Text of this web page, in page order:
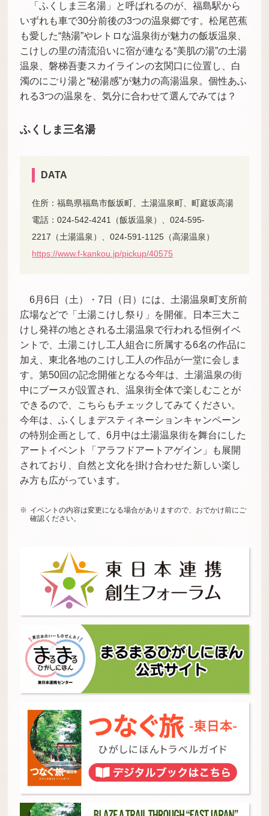
「ふくしま三名湯」と呼ばれるのが、福島駅から
いずれも車で30分前後の3つの温泉郷です。松尾芭蕉
も愛した“熱湯”やレトロな温泉街が魅力の飯坂温泉、
こけしの里の清流沿いに宿が連なる“美肌の湯”の土湯
温泉、磐梯吾妻スカイラインの玄関口に位置し、白
濁のにごり湯と“秘湯感”が魅力の高湯温泉。個性あふ
れる3つの温泉を、気分に合わせて選んでみては？
ふくしま三名湯
DATA
住所：福島県福島市飯坂町、土湯温泉町、町庭坂高湯
電話：024-542-4241（飯坂温泉）、024-595-
2217（土湯温泉）、024-591-1125（高湯温泉）
https://www.f-kankou.jp/pickup/40575
6月6日（土）・7日（日）には、土湯温泉町支所前
広場などで「土湯こけし祭り」を開催。日本三大こ
けし発祥の地とされる土湯温泉で行われる恒例イベ
ントで、土湯こけし工人組合に所属する6名の作品に
加え、東北各地のこけし工人の作品が一堂に会しま
す。第50回の記念開催となる今年は、土湯温泉の街
中にブースが設置され、温泉街全体で楽しむことが
できるので、こちらもチェックしてみてください。
今年は、ふくしまデスティネーションキャンペーン
の特別企画として、6月中は土湯温泉街を舞台にした
アートイベント「アラフドアートアゲイン」も展開
されており、自然と文化を掛け合わせた新しい楽し
み方も広がっています。
イベントの内容は変更になる場合がありますので、おでかけ前にご
確認ください。